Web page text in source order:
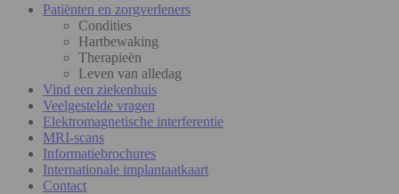
Patiënten en zorgverleners
Condities
Hartbewaking
Therapieën
Leven van alledag
Vind een ziekenhuis
Veelgestelde vragen
Elektromagnetische interferentie
MRI-scans
Informatiebrochures
Internationale implantaatkaart
Contact